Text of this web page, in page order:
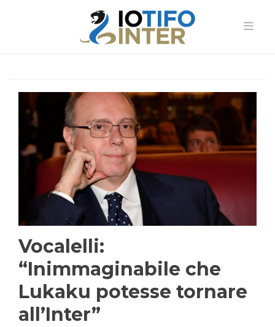
Vocalelli:
“Inimmaginabile che
Lukaku potesse tornare
all’Inter”